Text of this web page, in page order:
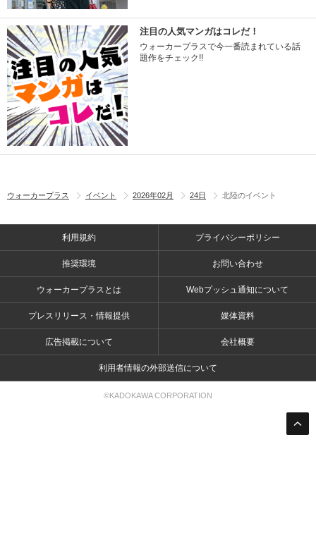
注目の人気マンガはコレだ！
ウォーカープラスで今一番読まれている話
題作をチェック!!
ウォーカープラス イベント 2026年02月 24日 北陸のイベント
利用規約 プライバシーポリシー
推奨環境 お問い合わせ
ウォーカープラスとは Webプッシュ通知について
プレスリリース・情報提供 媒体資料
広告掲載について 会社概要
利用者情報の外部送信について
©KADOKAWA CORPORATION